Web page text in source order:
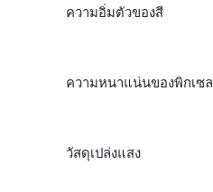
ความอิ่มตัวของสี
ความหนาแน่นของพิกเซล
วัสดุเปล่งแสง